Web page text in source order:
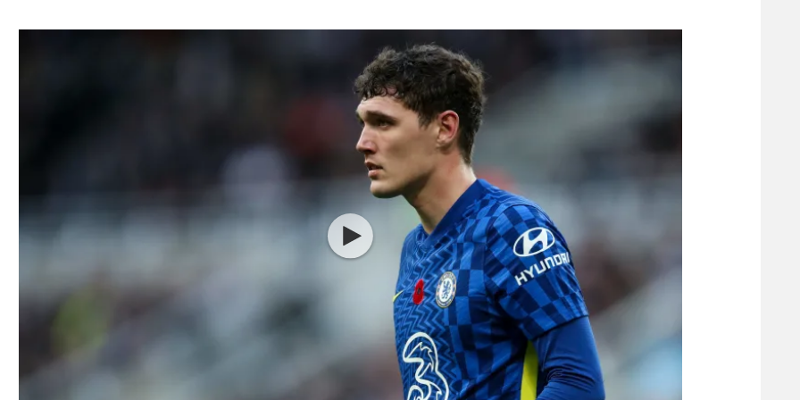
רשיון להקרנה פומבית לבית עסק
הצטרפות לחבילת הערוצים
לוח דרושים – ג'ובנט
הפועל תל אביב
הפועל חיפה
הפועל באר שבע
מכבי נתניה
בני יהודה
ליגה סינית